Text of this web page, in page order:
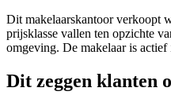
Dit makelaarskantoor verkoopt
prijsklasse vallen ten opzichte
omgeving. De makelaar is actief
Dit zeggen klanten